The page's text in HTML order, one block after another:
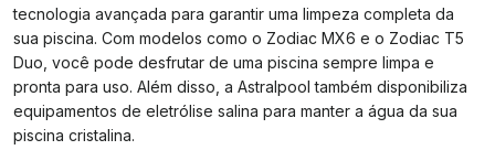
tecnologia avançada para garantir uma limpeza completa da
sua piscina. Com modelos como o Zodiac MX6 e o Zodiac T5
Duo, você pode desfrutar de uma piscina sempre limpa e
pronta para uso. Além disso, a Astralpool também disponibiliza
equipamentos de eletrólise salina para manter a água da sua
piscina cristalina.